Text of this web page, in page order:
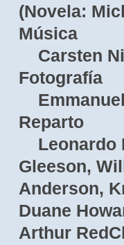
(Novela:
Música
Carsten
Fotografía
Reparto
Leonardo
Gleeson,
Anderson,
Duane
Arthur